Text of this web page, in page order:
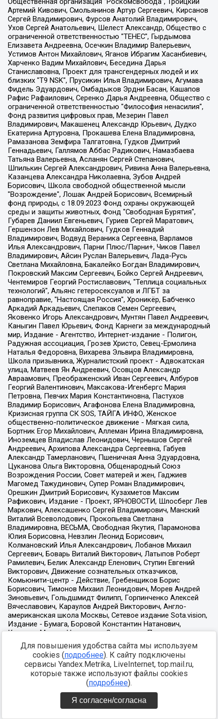
Для повышения удобства сайта мы используем
cookies (подробнее). К сайту подключены
сервисы Yandex.Metrika, LiveInternet, top.mail.ru,
которые также используют файлы cookies
(подробнее).
Я согласен/согласна